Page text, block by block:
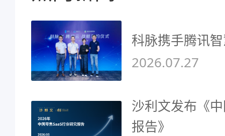
科脉携手腾讯
2026.07.27
沙利文发布《
报告》